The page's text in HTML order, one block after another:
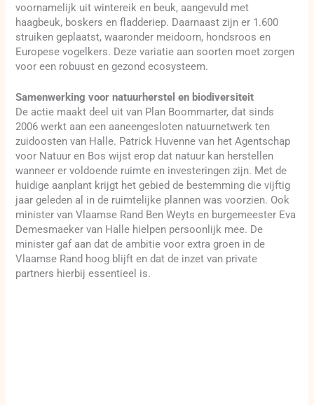
voornamelijk uit wintereik en beuk, aangevuld met
haagbeuk, boskers en fladderiep. Daarnaast zijn er 1.600
struiken geplaatst, waaronder meidoorn, hondsroos en
Europese vogelkers. Deze variatie aan soorten moet zorgen
voor een robuust en gezond ecosysteem.
Samenwerking voor natuurherstel en biodiversiteit
De actie maakt deel uit van Plan Boommarter, dat sinds
2006 werkt aan een aaneengesloten natuurnetwerk ten
zuidoosten van Halle. Patrick Huvenne van het Agentschap
voor Natuur en Bos wijst erop dat natuur kan herstellen
wanneer er voldoende ruimte en investeringen zijn. Met de
huidige aanplant krijgt het gebied de bestemming die vijftig
jaar geleden al in de ruimtelijke plannen was voorzien. Ook
minister van Vlaamse Rand Ben Weyts en burgemeester Eva
Demesmaeker van Halle hielpen persoonlijk mee. De
minister gaf aan dat de ambitie voor extra groen in de
Vlaamse Rand hoog blijft en dat de inzet van private
partners hierbij essentieel is.